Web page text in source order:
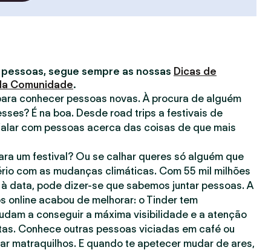
segue sempre as nossas Dicas de
Comunidade.
conhecer pessoas novas. À procura de alguém
É na boa. Desde road trips a festivais de
com pessoas acerca das coisas de que mais
um festival? Ou se calhar queres só alguém que
com as mudanças climáticas. Com 55 mil milhões
data, pode dizer-se que sabemos juntar pessoas. A
online acabou de melhorar: o Tinder tem
a conseguir a máxima visibilidade e a atenção
Conhece outras pessoas viciadas em café ou
matraquilhos. E quando te apetecer mudar de ares,